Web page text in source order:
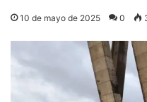
10 de mayo de 2025 0